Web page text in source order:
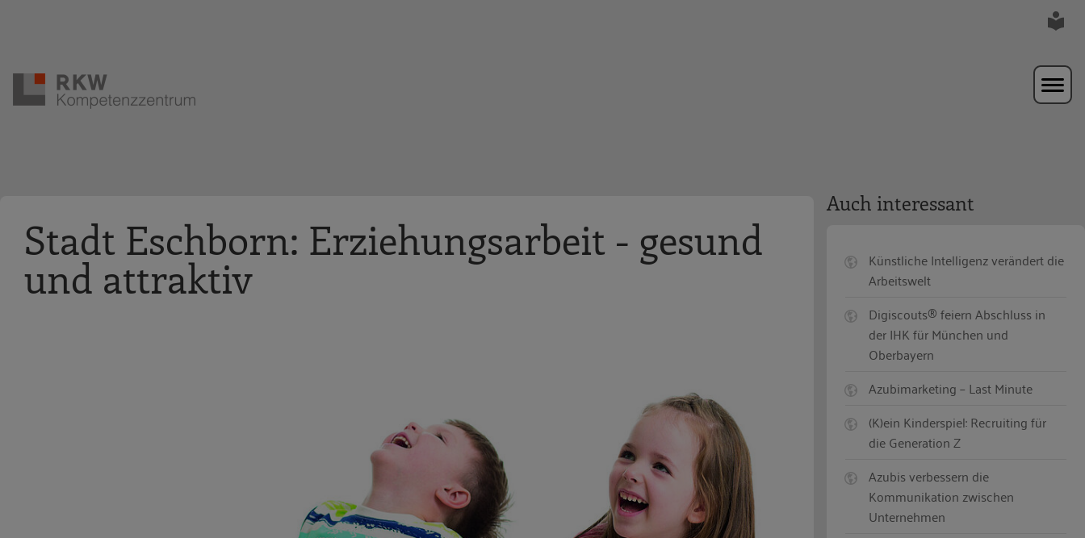
Stadt Eschborn: Erziehungsarbeit - gesund
und attraktiv
Auch interessant
Künstliche Intelligenz verändert die
Arbeitswelt
Digiscouts® feiern Abschluss in
der IHK für München und
Oberbayern
Azubimarketing – Last Minute
(K)ein Kinderspiel: Recruiting für
die Generation Z
Azubis verbessern die
Kommunikation zwischen
Unternehmen